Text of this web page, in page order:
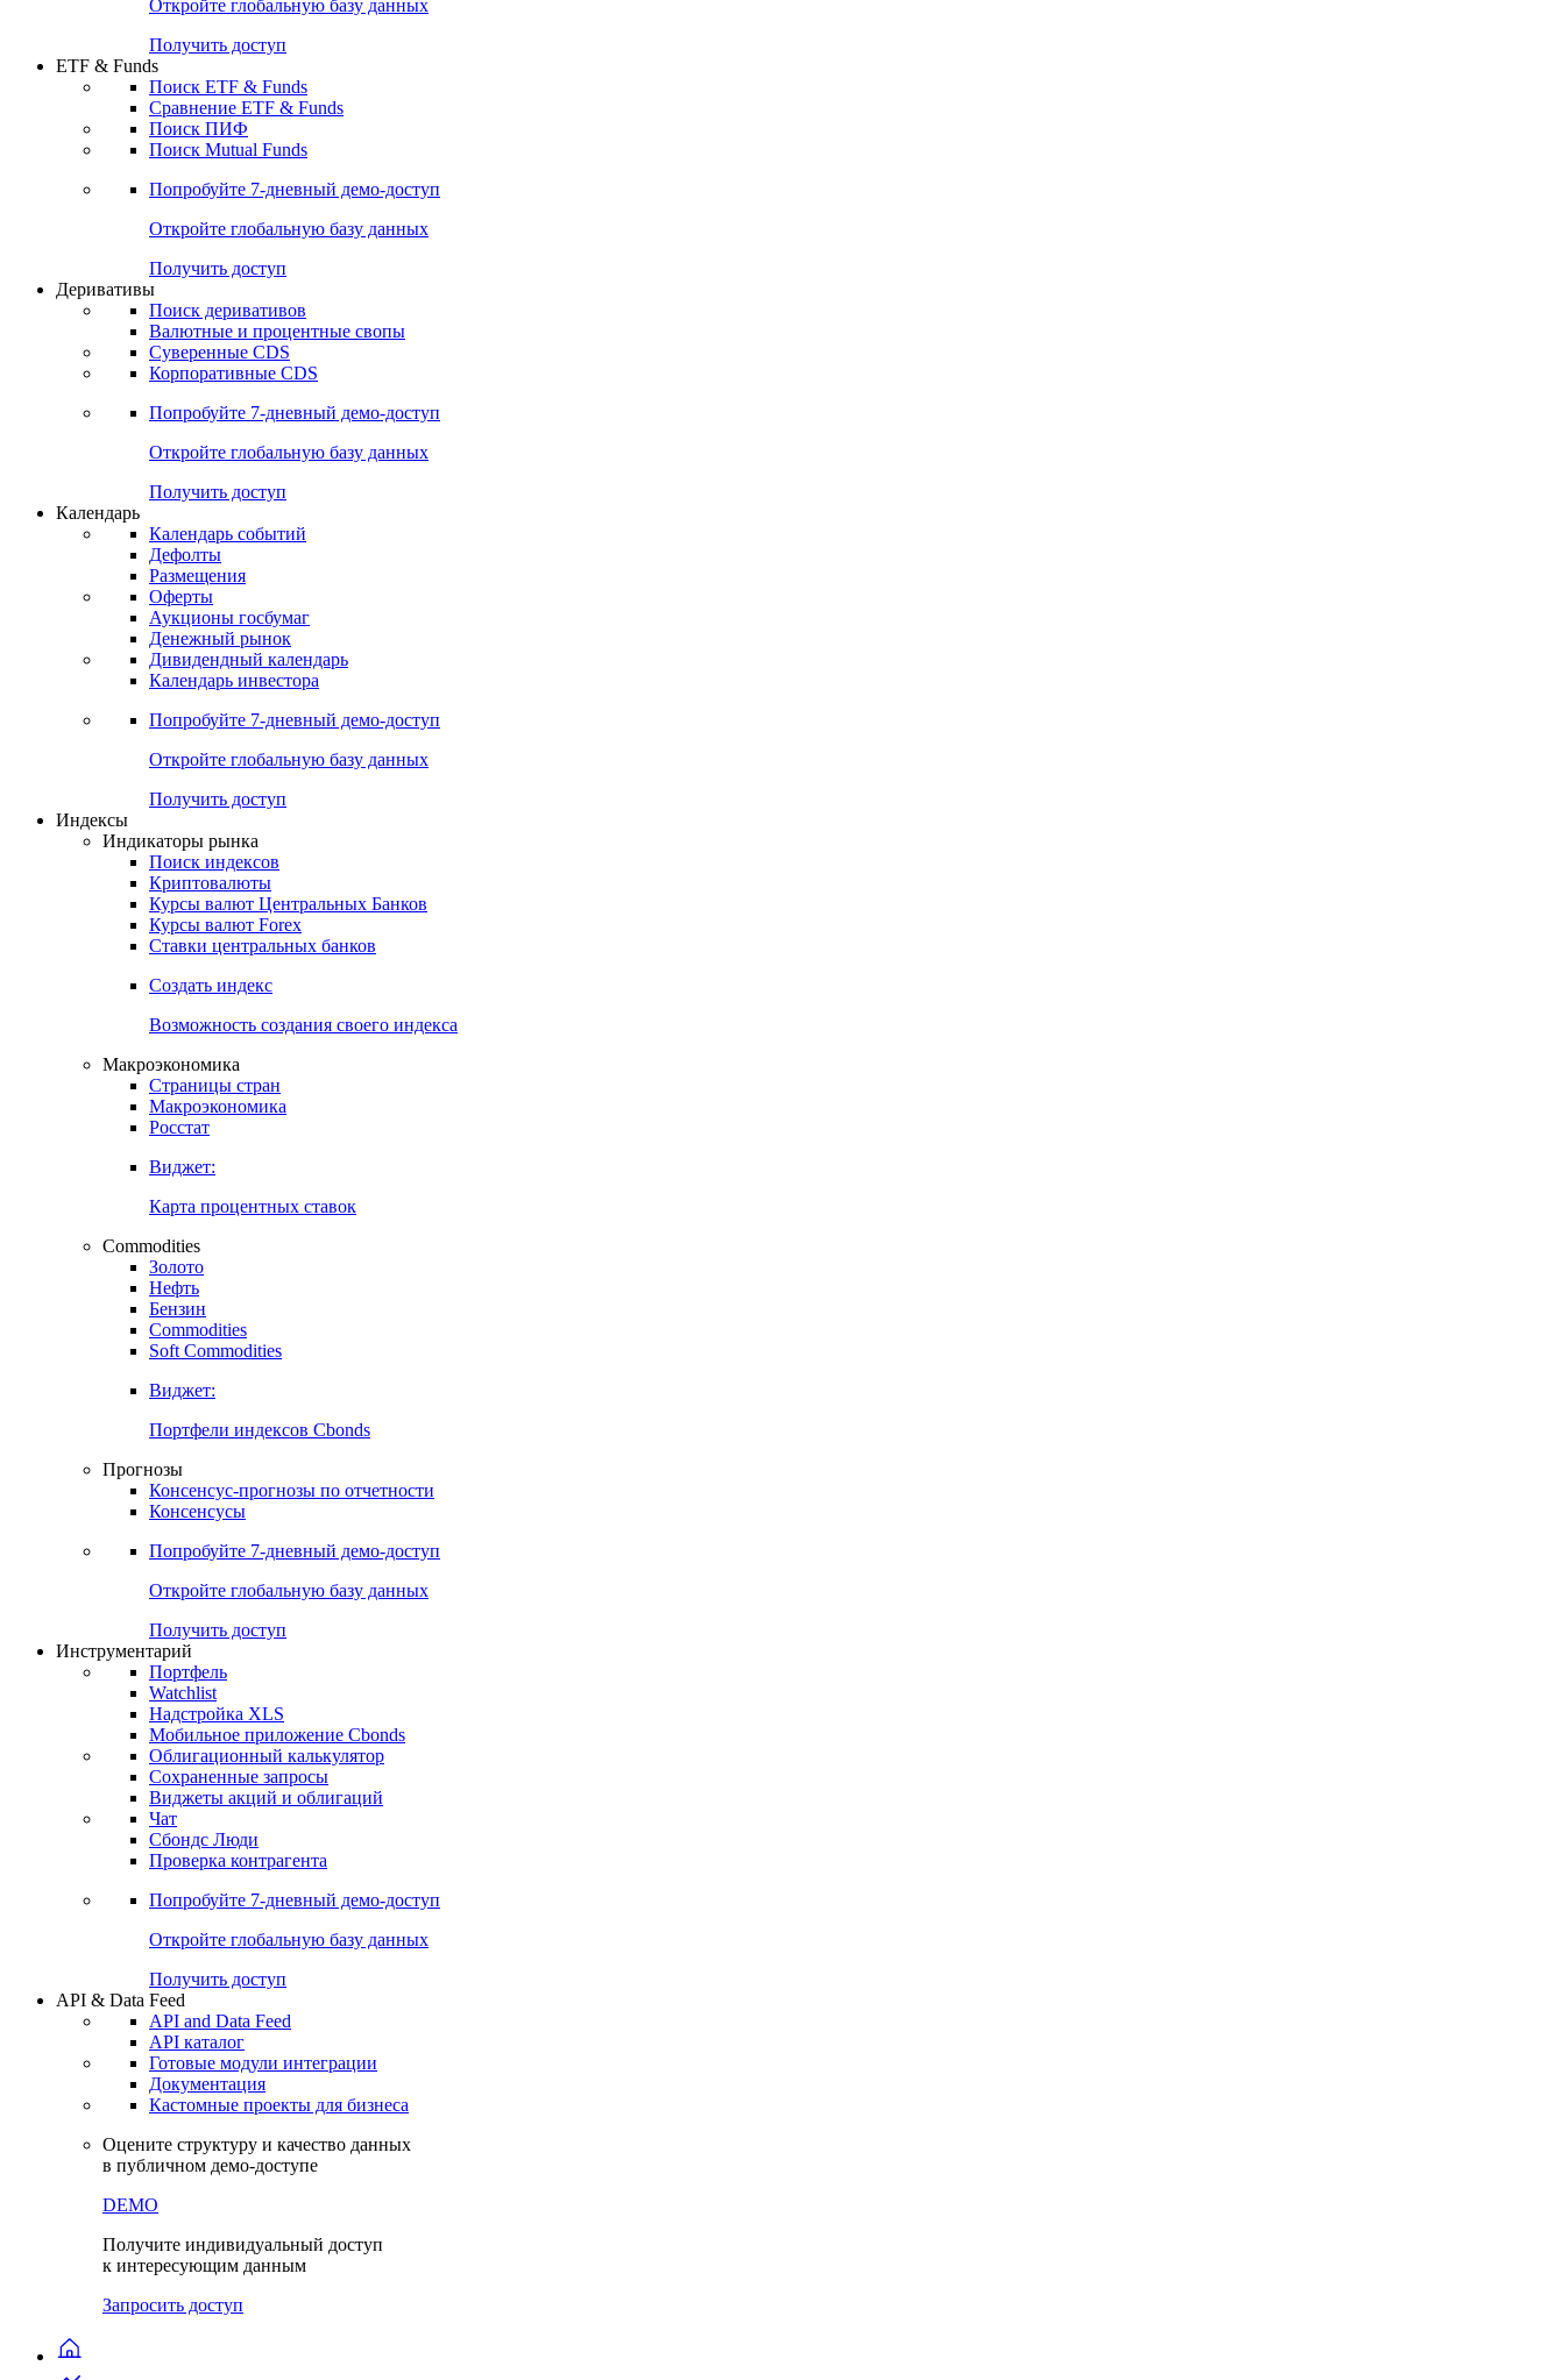
Попробуйте7-дневный
Откройте глобальную базу данных
Получить доступ
ETF & Funds
Поиск ETF & Funds
Сравнение ETF & Funds
Поиск ПИФ
Поиск Mutual Funds
Попробуйте7-дневный
Откройте глобальную базу данных
Получить доступ
Деривативы
Поиск деривативов
Валютные и процентные свопы
Суверенные CDS
Корпоративные CDS
Попробуйте7-дневный
Откройте глобальную базу данных
Получить доступ
Календарь
Календарь событий
Дефолты
Размещения
Оферты
Аукционы госбумаг
Денежный рынок
Дивидендный календарь
Календарь инвестора
Попробуйте7-дневный
Получить доступ
Индикаторы рынка
Поиск индексов
Криптовалюты
Курсы валют Центральных Банков
Курсы валют Forex
Ставки центральных банков
Создать индекс
Возможность создания своего индекса
Макроэкономика
Страницы стран
Макроэкономика
Росстат
Виджет:
Карта процентных ставок
Commodities
Золото
Нефть
Бензин
Commodities
Soft Commodities
Виджет:
Портфели индексов Cbonds
Прогнозы
Консенсус-прогнозы по отчетности
Консенсусы
Попробуйте7-дневный
Откройте глобальную базу данных
Получить доступ
Инструментарий
Портфель
Watchlist
Надстройка XLS
Мобильное приложение Cbonds
Облигационный калькулятор
Сохраненные запросы
Виджеты акций и облигаций
Чат
Сбондс Люди
Проверка контрагента
Попробуйте7-дневный
Откройте глобальную базу данных
Получить доступ
API & Data Feed
API and Data Feed
API каталог
Документация
Кастомные проекты для бизнеса
Оцените структуру и качество данных
в публичном демо-доступе
DEMO
Получите индивидуальный доступ